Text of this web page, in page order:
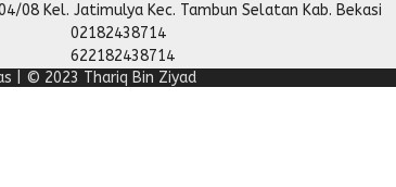
08 Kel. Jatimulya Kec. Tambun Selatan Kab. Bekasi
02182438714
622182438714
| © 2023 Thariq Bin Ziyad